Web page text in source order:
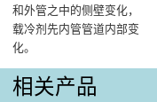
和外管之中的侧壁变化，
载冷剂先内管管道内部变
化。
相关产品